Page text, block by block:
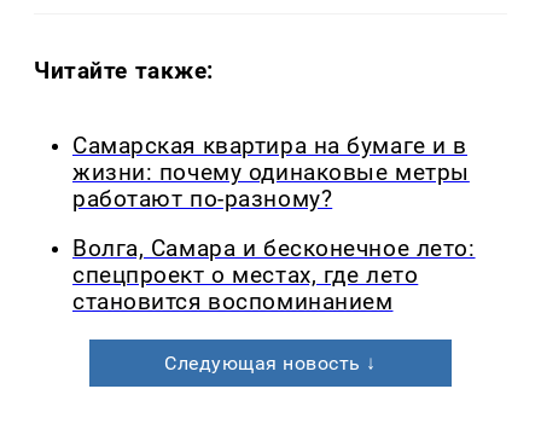
Читайте также:
Самарская квартира на бумаге и в
жизни: почему одинаковые метры
работают по-разному?
Волга, Самара и бесконечное лето:
спецпроект о местах, где лето
становится воспоминанием
Следующая новость ↓